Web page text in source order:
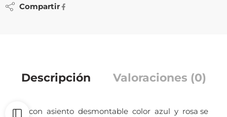
Compartir
Descripción Valoraciones (0)
patin con asiento desmontable color azul y rosa se